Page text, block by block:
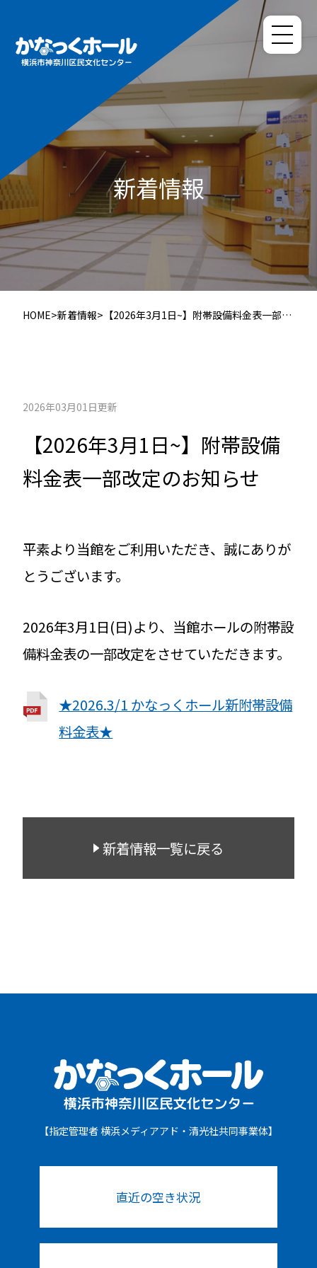
新着情報
HOME>新着情報> 【2026年3月1日~】附帯設備料金表一部改
2026年03月01日更新
【2026年3月1日~】附帯設備
料金表一部改定のお知らせ
平素より当館をご利用いただき、誠にありが
とうございます。
2026年3月1日(日)より、当館ホールの附帯設
備料金表の一部改定をさせていただきます。
★2026.3/1 かなっくホール新附帯設備
料金表★
新着情報一覧に戻る
【指定管理者 横浜メディアアド・清光社共同事業体】
直近の空き状況